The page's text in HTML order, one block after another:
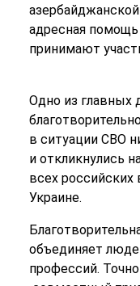
адресная
принимают
Одно из главных
в ситуации СВО
и откликнулись
всех
Украине.
объединяет
профессий.